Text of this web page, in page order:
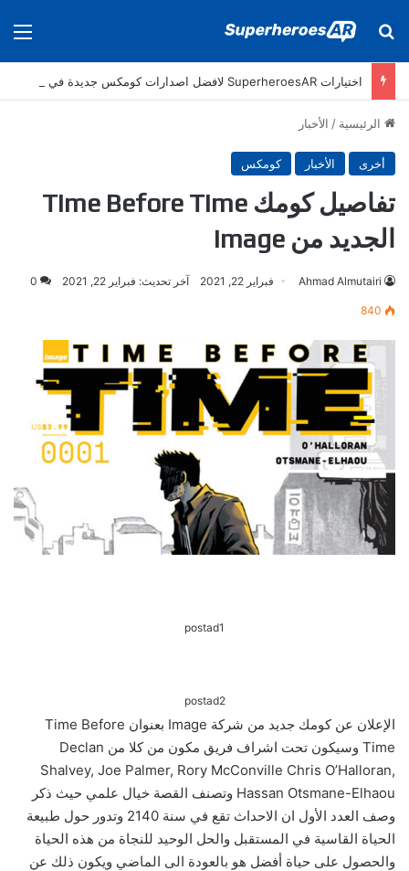
بحث عن
الرئيسية / الأخبار
أخرى الأخبار كومكس
تفاصيل كومك Time Before Time
الجديد من Image
Ahmad Almutairi فبراير 22, 2021 آخر تحديث: فبراير 22, 2021 0
840
postad1
postad2
الإعلان عن كومك جديد من شركة Image بعنوان Time Before
Time وسيكون تحت اشراف فريق مكون من كلا من Declan
Shalvey, Joe Palmer, Rory McConville Chris O’Halloran,
Hassan Otsmane-Elhaou وتصنف القصة خيال علمي حيث ذكر
وصف العدد الأول ان الاحداث تقع في سنة 2140 وتدور حول طبيعة
الحياة القاسية في المستقبل والحل الوحيد للنجاة من هذه الحياة
والحصول على حياة أفضل هو بالعودة الى الماضي ويكون ذلك عن